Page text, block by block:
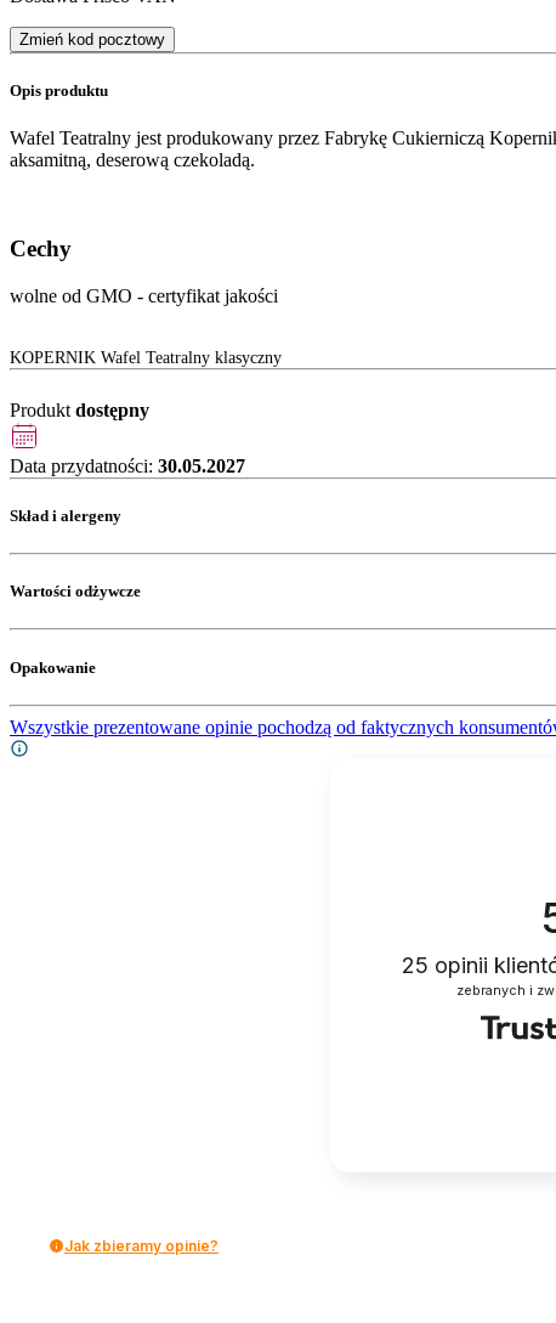
Zmień kod pocztowy
Opis produktu
Wafel Teatralny jest produkowany przez Fabrykę Cukierniczą
aksamitną, deserową czekoladą.
Cechy
wolne od GMO - certyfikat jakości
KOPERNIK Wafel Teatralny klasyczny
Produkt dostępny
Data przydatności: 30.05.2027
Skład i alergeny
Wartości odżywcze
Opakowanie
Wszystkie prezentowane opinie pochodzą od faktycznych
25 opinii
zebranych i
Jak zbieramy opinie?